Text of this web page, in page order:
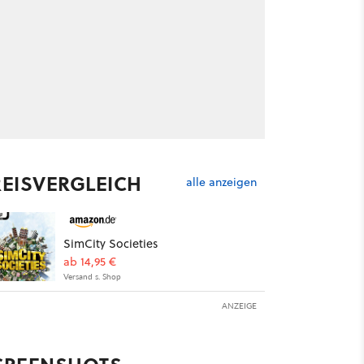
alle anzeigen
SimCity Societies
ab 14,95 €
Versand s. Shop
ANZEIGE